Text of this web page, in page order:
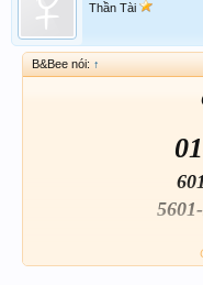
Thần Tài
B&Bee nói: ↑